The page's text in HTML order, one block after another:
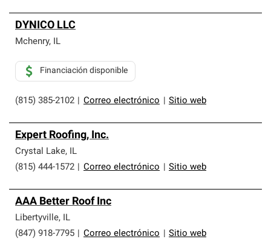
DYNICO LLC
Mchenry, IL
(815) 385-2102 Correo electrónico Sitio web
Financiación disponible
Expert Roofing, Inc.
Crystal Lake, IL
(815) 444-1572
Correo electrónico Sitio web
AAA Better Roof Inc
Libertyville, IL
(847) 918-7795
Correo electrónico Sitio web